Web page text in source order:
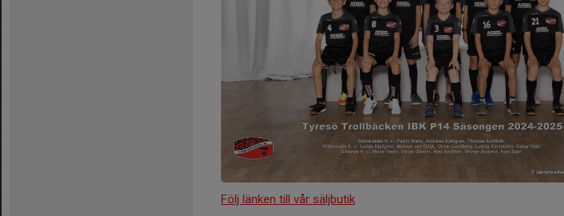
Följ länken till vår säljbutik